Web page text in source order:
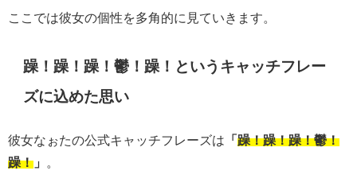
ここでは彼女の個性を多角的に見ていきます。
躁！躁！躁！鬱！躁！というキャッチフレー
ズに込めた思い
彼女なぉたの公式キャッチフレーズは 「 躁！躁！躁！鬱！
躁！ 」